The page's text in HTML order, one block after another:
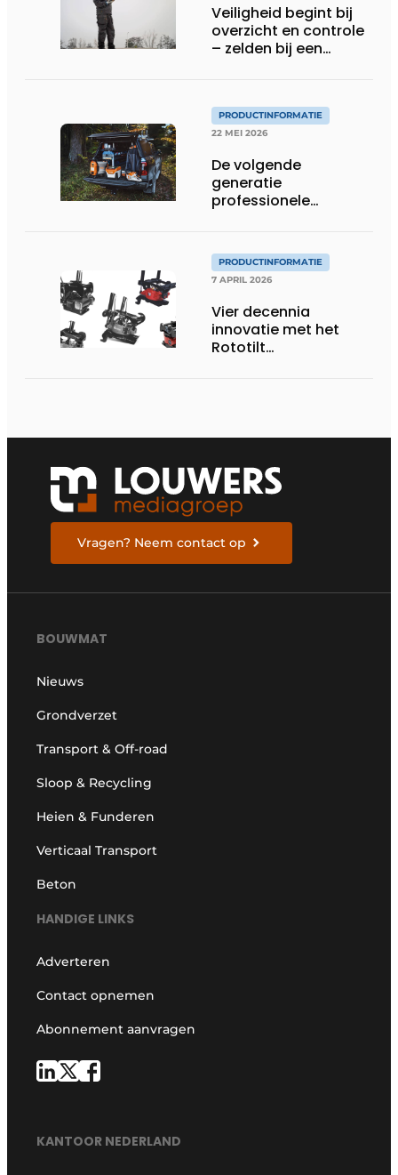
Veiligheid begint bij
overzicht en controle
– zelden bij een
PRODUCTINFORMATIE
22 MEI 2026
De volgende
generatie
professionele
PRODUCTINFORMATIE
7 APRIL 2026
Vier decennia
innovatie met het
Rototilt
Vragen? Neem contact op
BOUWMAT
Nieuws
Grondverzet
Transport & Off-road
Sloop & Recycling
Heien & Funderen
Verticaal Transport
Beton
HANDIGE LINKS
Adverteren
Contact opnemen
Abonnement aanvragen
KANTOOR NEDERLAND